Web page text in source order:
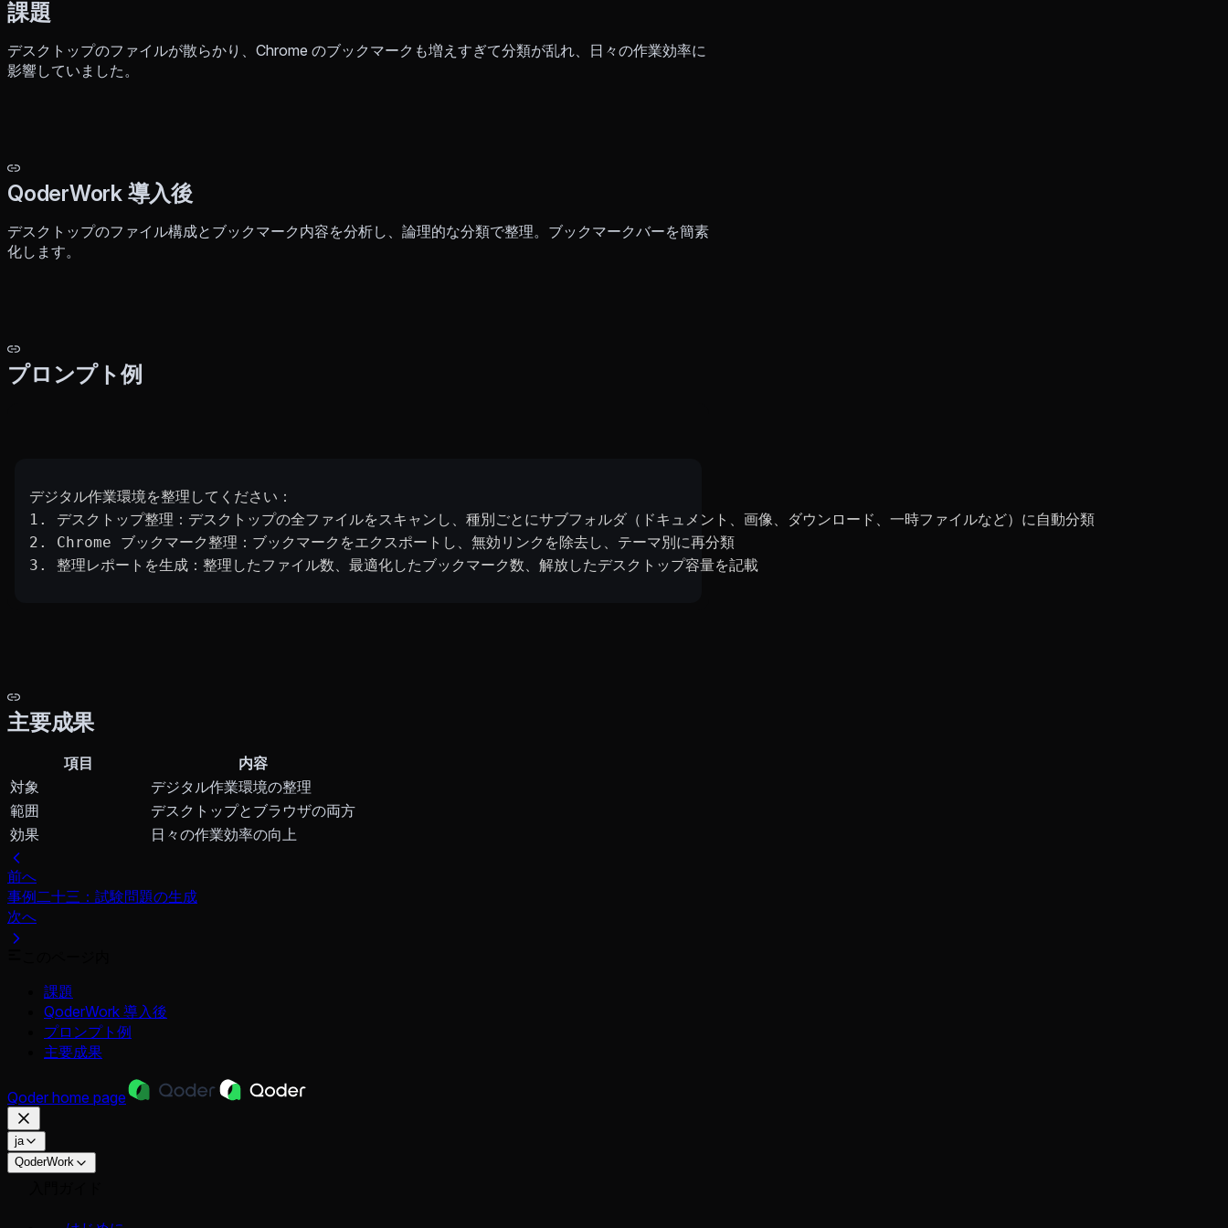
課題
デスクトップのファイルが散らかり、Chrome のブックマークも増えすぎて分類が乱れ、日々の作業効率に
影響していました。
QoderWork 導入後
デスクトップのファイル構成とブックマーク内容を分析し、論理的な分類で整理。ブックマークバーを簡素
化します。
プロンプト例
デジタル作業環境を整理してください：
1. デスクトップ整理：デスクトップの全ファイルをスキャンし、種別ごとにサブフォルダ（ドキュメント、画像、ダウンロード、一時ファイルなど）に自動分類
2. Chrome ブックマーク整理：ブックマークをエクスポートし、無効リンクを除去し、テーマ別に再分類
3. 整理レポートを生成：整理したファイル数、最適化したブックマーク数、解放したデスクトップ容量を記載
主要成果
項目
内容
対象
デジタル作業環境の整理
範囲
デスクトップとブラウザの両方
効果
日々の作業効率の向上
前へ
事例二十三：試験問題の生成
次へ
課題
QoderWork 導入後
プロンプト例
主要成果
Qoder home page
ja
QoderWork